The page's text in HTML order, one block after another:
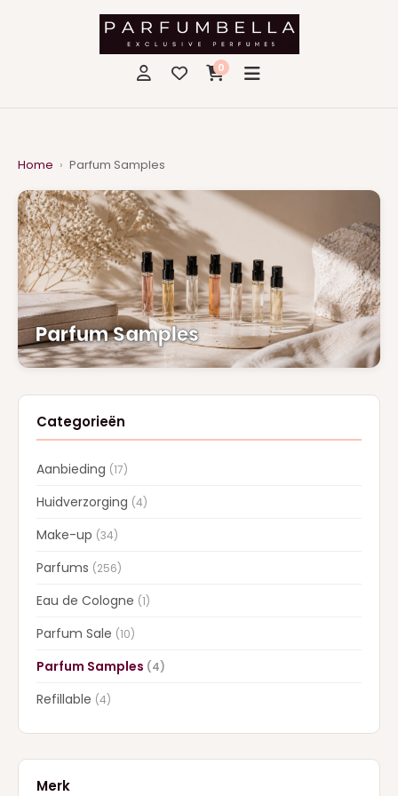
0
Home › Parfum Samples
Parfum Samples
Categorieën
Aanbieding (17)
Huidverzorging (4)
Make-up (34)
Parfums (256)
Eau de Cologne (1)
Parfum Sale (10)
Parfum Samples (4)
Refillable (4)
Merk